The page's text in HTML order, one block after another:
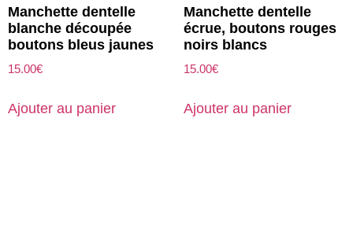
Manchette dentelle
blanche découpée
boutons bleus jaunes
15.00€
Ajouter au panier
Manchette dentelle
écrue, boutons rouges
noirs blancs
15.00€
Ajouter au panier